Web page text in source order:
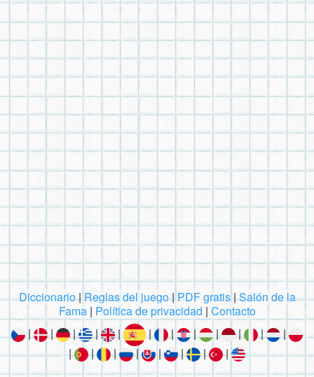
Diccionario| Reglas del juego| PDF gratis|Salón de la
Fama| Política de privacidad | Contacto
|
| | | | | | | | | |
|
|
| | | | | | |